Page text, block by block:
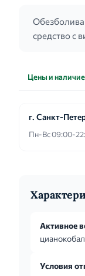
средство с
Цены и наличие
г. Санкт-
Пн-Вс 09:00-
Активное
Условия